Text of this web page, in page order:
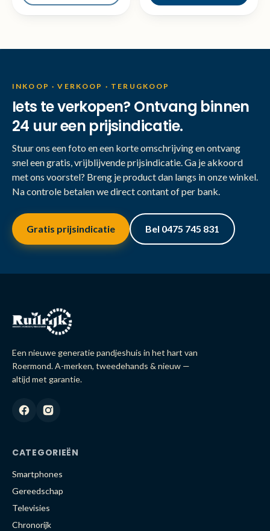
INKOOP · VERKOOP · TERUGKOOP
Iets te verkopen? Ontvang binnen
24 uur een prijsindicatie.
Stuur ons een foto en een korte omschrijving en ontvang
snel een gratis, vrijblijvende prijsindicatie. Ga je akkoord
met ons voorstel? Breng je product dan langs in onze winkel.
Na controle betalen we direct contant of per bank.
Gratis prijsindicatie Bel 0475 745 831
Een nieuwe generatie pandjeshuis in het hart van
Roermond. A-merken, tweedehands & nieuw —
altijd met garantie.
CATEGORIEËN
Smartphones
Gereedschap
Televisies
Chronorijk